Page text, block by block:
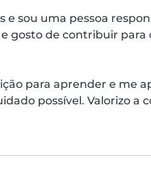
e sou uma pessoa
gosto de contribuir
para aprender e me
possível. Valorizo a